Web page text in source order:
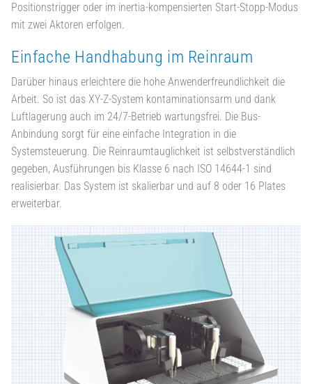
Positionstrigger oder im inertia-kompensierten Start-Stopp-Modus
mit zwei Aktoren erfolgen.
Einfache Handhabung im Reinraum
Darüber hinaus erleichtere die hohe Anwenderfreundlichkeit die
Arbeit. So ist das XY-Z-System kontaminationsarm und dank
Luftlagerung auch im 24/7-Betrieb wartungsfrei. Die Bus-
Anbindung sorgt für eine einfache Integration in die
Systemsteuerung. Die Reinraumtauglichkeit ist selbstverständlich
gegeben, Ausführungen bis Klasse 6 nach ISO 14644-1 sind
realisierbar. Das System ist skalierbar und auf 8 oder 16 Plates
erweiterbar.